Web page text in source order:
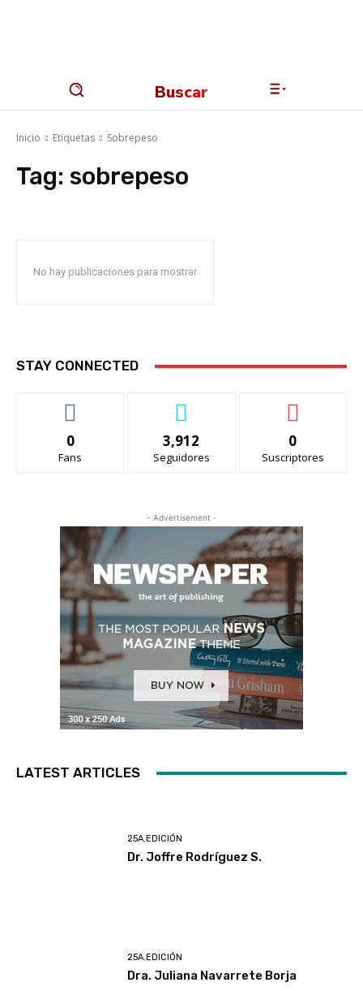
Buscar
Inicio Etiquetas Sobrepeso
Tag: sobrepeso
No hay publicaciones para mostrar
STAY CONNECTED
0
Fans
3,912
Seguidores
0
Suscriptores
- Advertisement -
LATEST ARTICLES
25A.EDICIÓN
Dr. Joffre Rodríguez S.
25A.EDICIÓN
Dra. Juliana Navarrete Borja